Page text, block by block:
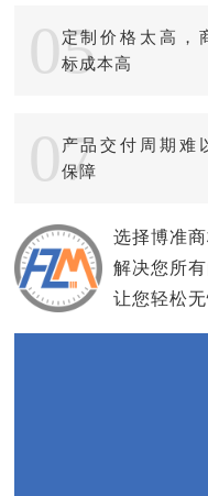
05定制价格太高，
标成本高
07产品交付周期难
保障
选择博准
解决您所
让您轻松